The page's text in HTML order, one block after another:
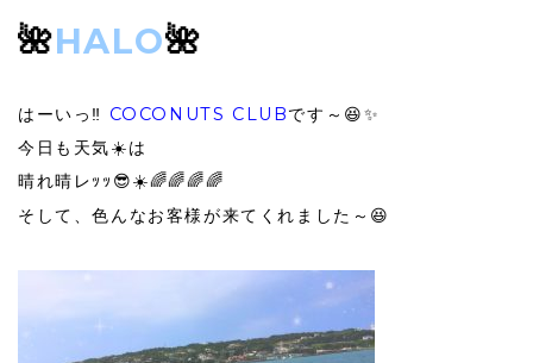
🌺HALO🌺
はーいっ‼️ COCONUTS CLUBです～😆✨
今日も天気☀️は
晴れ晴レｯｯ😎☀️🌈🌈🌈🌈
そして、色んなお客様が来てくれました～😆